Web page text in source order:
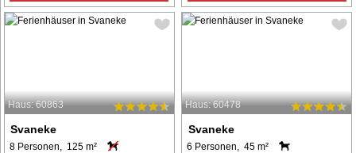
Haus: 60863
Svaneke
8 Personen, 125 m²
Haus: 60478
Svaneke
6 Personen, 45 m²